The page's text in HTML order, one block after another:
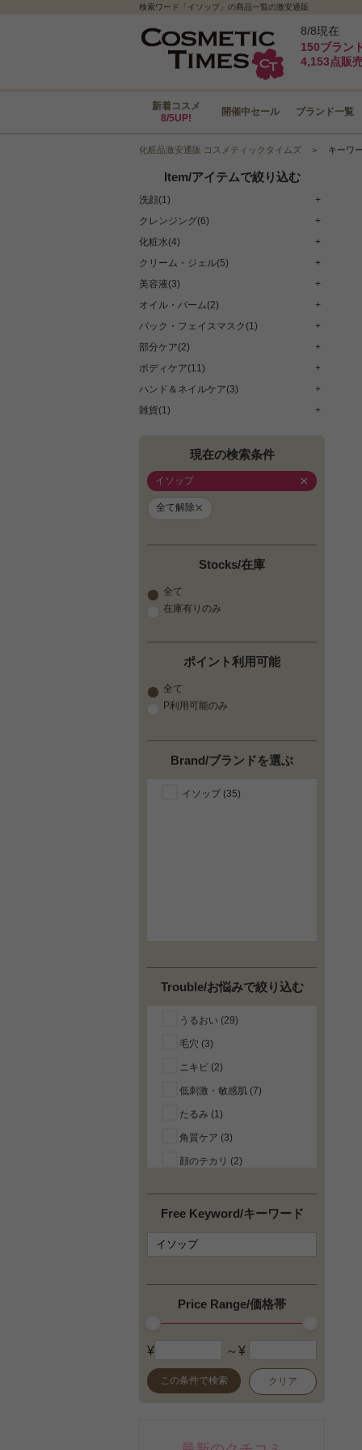
検索ワード「イソップ」の商品一覧の激安通販
8/8現在
150ブラン
4,153点販
新着コスメ
8/5UP!
開催中セール ブランド一覧
化粧品激安通販 コスメティックタイムズ ＞ キーワ
Item/アイテムで絞り込む
洗顔(1)
+
クレンジング(6)
+
化粧水(4)
+
クリーム・ジェル(5)
+
美容液(3)
+
オイル・バーム(2)
+
パック・フェイスマスク(1)
+
部分ケア(2)
+
ボディケア(11)
+
ハンド＆ネイルケア(3)
+
雑貨(1)
+
現在の検索条件
イソップ ×
全て解除×
Stocks/在庫
全て
在庫有りのみ
ポイント利用可能
全て
P利用可能のみ
Brand/ブランドを選ぶ
イソップ (35)
Trouble/お悩みで絞り込む
うるおい (29)
毛穴 (3)
ニキビ (2)
低刺激・敏感肌 (7)
たるみ (1)
角質ケア (3)
顔のテカリ (2)
唇の荒れ・乾燥 (1)
乾燥(ボディ) (6)
老廃物の排出・代謝 (1)
べたつかない(ボディ) (4)
リラックス (10)
オーガニックコスメ・自然
Free Keyword/キーワード
Price Range/価格帯
¥ ～¥
この条件で検索 クリア